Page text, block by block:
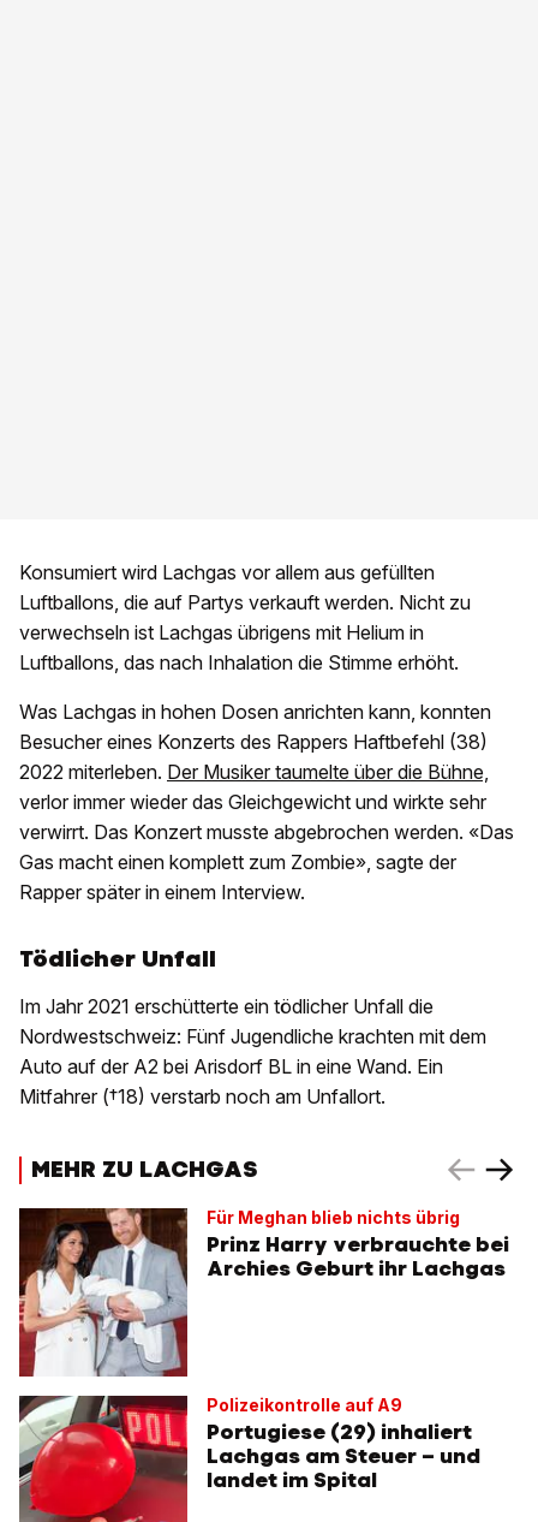
Konsumiert wird Lachgas vor allem aus gefüllten
Luftballons, die auf Partys verkauft werden. Nicht zu
verwechseln ist Lachgas übrigens mit Helium in
Luftballons, das nach Inhalation die Stimme erhöht.
Was Lachgas in hohen Dosen anrichten kann, konnten
Besucher eines Konzerts des Rappers Haftbefehl (38)
2022 miterleben. Der Musiker taumelte über die Bühne,
verlor immer wieder das Gleichgewicht und wirkte sehr
verwirrt. Das Konzert musste abgebrochen werden. «Das
Gas macht einen komplett zum Zombie», sagte der
Rapper später in einem Interview.
Tödlicher Unfall
Im Jahr 2021 erschütterte ein tödlicher Unfall die
Nordwestschweiz: Fünf Jugendliche krachten mit dem
Auto auf der A2 bei Arisdorf BL in eine Wand. Ein
Mitfahrer (†18) verstarb noch am Unfallort.
MEHR ZU LACHGAS
Für Meghan blieb nichts übrig
Prinz Harry verbrauchte bei
Archies Geburt ihr Lachgas
Polizeikontrolle auf A9
Portugiese (29) inhaliert
Lachgas am Steuer – und
landet im Spital